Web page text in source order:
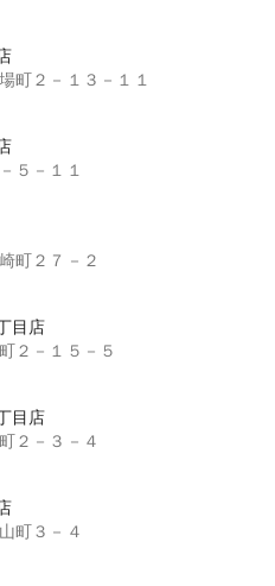
町２－１３－１１
５－１１
町２７－２
目店
２－１５－５
目店
２－３－４
町３－４